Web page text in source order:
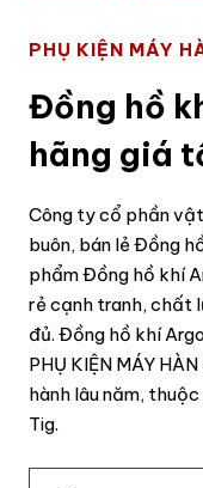
PHỤ KIỆN MÁY
Đồng hồ
hãng giá
Công ty cổ phần
buôn, bán lẻ Đồng
phẩm Đồng hồ khí
rẻ cạnh tranh, chất
đủ. Đồng hồ khí
PHỤ KIỆN MÁY
hành lâu năm,
Tig.